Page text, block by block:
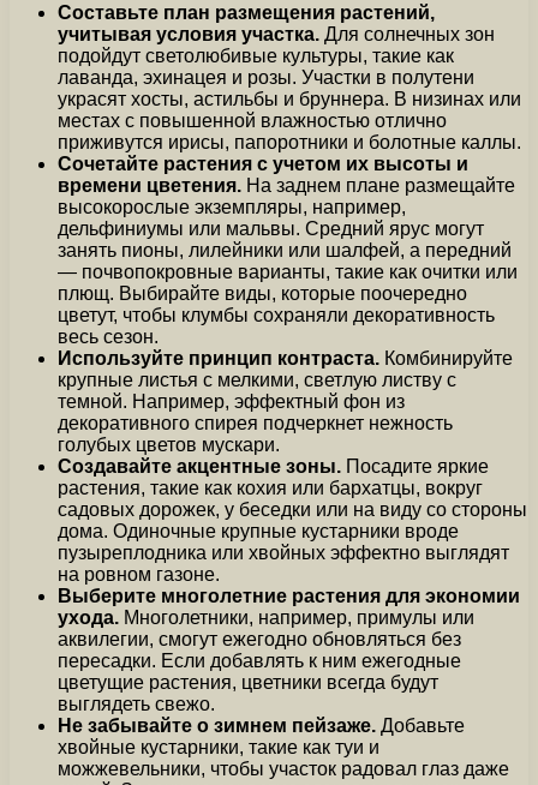
Составьте план размещения растений,
учитывая условия участка. Для солнечных зон
подойдут светолюбивые культуры, такие как
лаванда, эхинацея и розы. Участки в полутени
украсят хосты, астильбы и бруннера. В низинах или
местах с повышенной влажностью отлично
приживутся ирисы, папоротники и болотные каллы.
Сочетайте растения с учетом их высоты и
времени цветения. На заднем плане размещайте
высокорослые экземпляры, например,
дельфиниумы или мальвы. Средний ярус могут
занять пионы, лилейники или шалфей, а передний
— почвопокровные варианты, такие как очитки или
плющ. Выбирайте виды, которые поочередно
цветут, чтобы клумбы сохраняли декоративность
весь сезон.
Используйте принцип контраста. Комбинируйте
крупные листья с мелкими, светлую листву с
темной. Например, эффектный фон из
декоративного спирея подчеркнет нежность
голубых цветов мускари.
Создавайте акцентные зоны. Посадите яркие
растения, такие как кохия или бархатцы, вокруг
садовых дорожек, у беседки или на виду со стороны
дома. Одиночные крупные кустарники вроде
пузыреплодника или хвойных эффектно выглядят
на ровном газоне.
Выберите многолетние растения для экономии
ухода. Многолетники, например, примулы или
аквилегии, смогут ежегодно обновляться без
пересадки. Если добавлять к ним ежегодные
цветущие растения, цветники всегда будут
выглядеть свежо.
Не забывайте о зимнем пейзаже. Добавьте
хвойные кустарники, такие как туи и
можжевельники, чтобы участок радовал глаз даже